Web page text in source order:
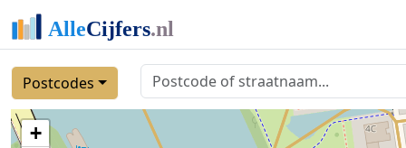
Postcodes
+